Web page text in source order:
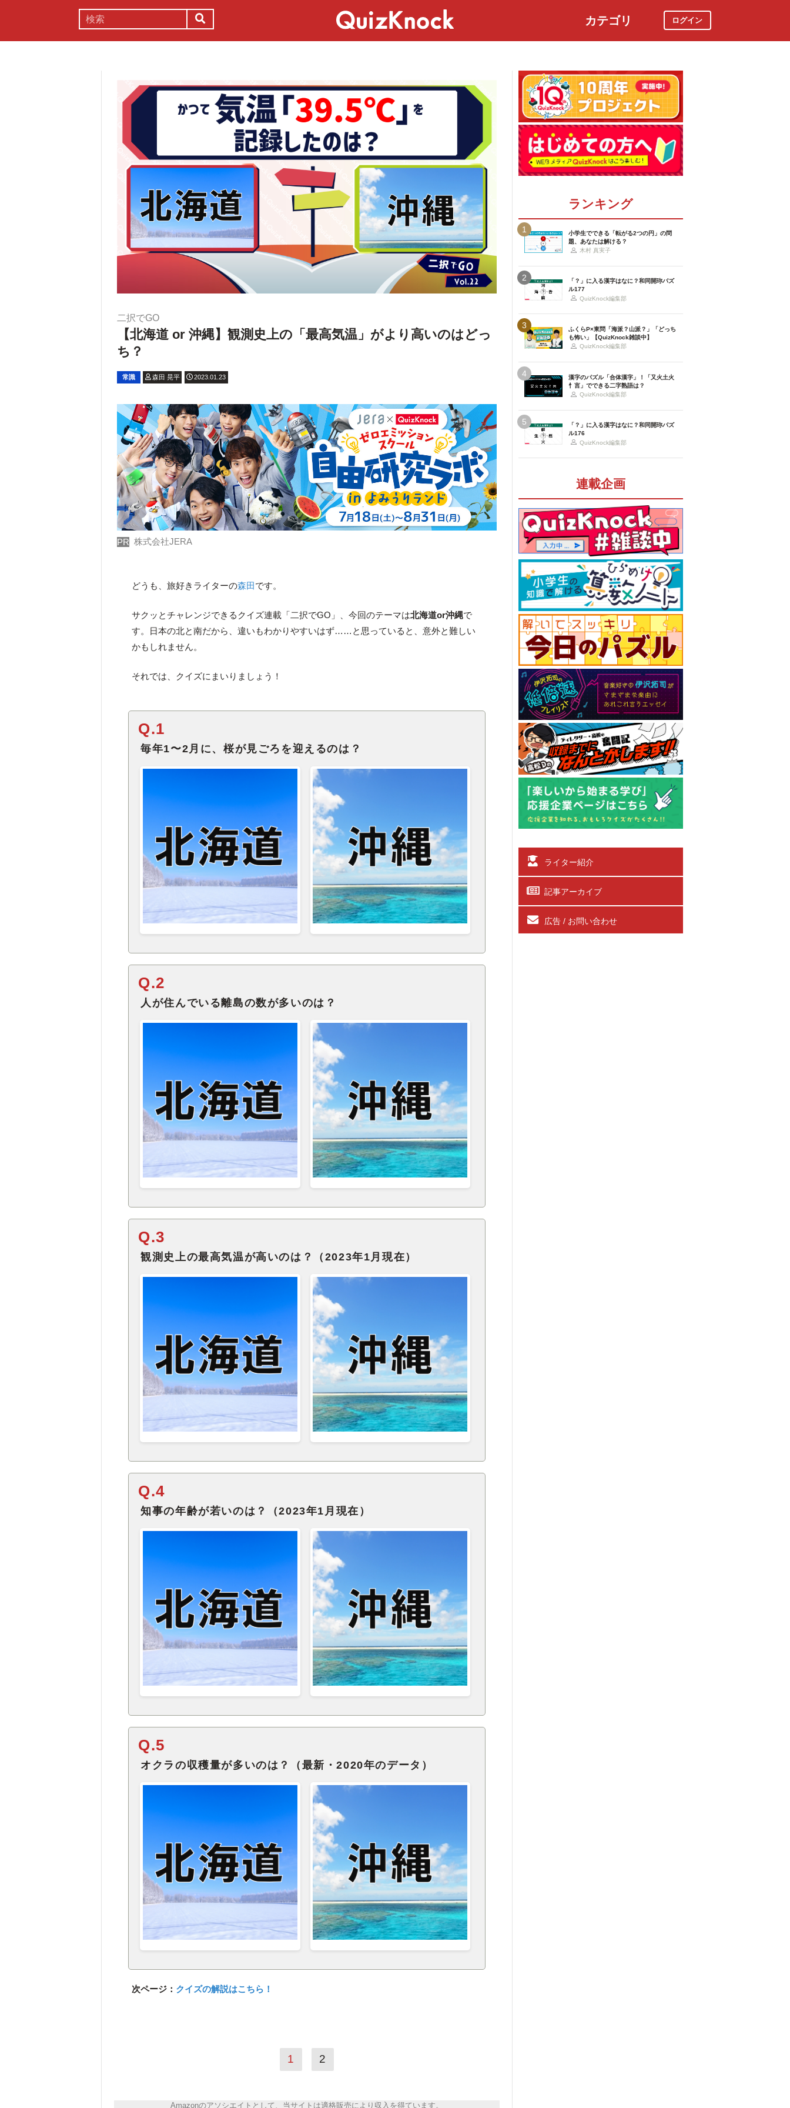
カテゴリ ログイン
二択でGO
【北海道 or 沖縄】観測史上の「最高気温」がより高いのはどっ
ち？
常識 森田 晃平 2023.01.23
PR 株式会社JERA
どうも、旅好きライターの森田です。
サクッとチャレンジできるクイズ連載「二択でGO」、今回のテーマは北海道or沖縄で
す。日本の北と南だから、違いもわかりやすいはず……と思っていると、意外と難しい
かもしれません。
それでは、クイズにまいりましょう！
Q.1
毎年1〜2月に、桜が見ごろを迎えるのは？
Q.2
人が住んでいる離島の数が多いのは？
Q.3
観測史上の最高気温が高いのは？（2023年1月現在）
Q.4
知事の年齢が若いのは？（2023年1月現在）
Q.5
オクラの収穫量が多いのは？（最新・2020年のデータ）
次ページ： クイズの解説はこちら！
1 2
Amazonのアソシエイトとして、当サイトは適格販売により収入を得ています。
ランキング
1
小学生でできる「転がる2つの円」の問
題、あなたは解ける？
木村 真実子
2
「？」に入る漢字はなに？和同開珎パズ
ル177
QuizKnock編集部
3
ふくらP×東問「海派？山派？」「どっち
も怖い」【QuizKnock雑談中】
QuizKnock編集部
4
漢字のパズル「合体漢字」！「又火土火
忄言」でできる二字熟語は？
QuizKnock編集部
5
「？」に入る漢字はなに？和同開珎パズ
ル176
QuizKnock編集部
連載企画
ライター紹介
記事アーカイブ
広告 / お問い合わせ